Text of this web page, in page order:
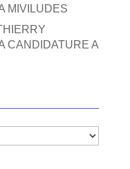
MIVILUDES
CANDIDATURE A